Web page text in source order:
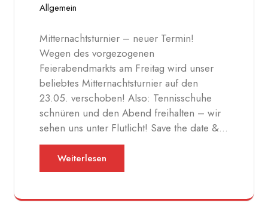
Allgemein
Mitternachtsturnier – neuer Termin!
Wegen des vorgezogenen
Feierabendmarkts am Freitag wird unser
beliebtes Mitternachtsturnier auf den
23.05. verschoben! Also: Tennisschuhe
schnüren und den Abend freihalten – wir
sehen uns unter Flutlicht! Save the date &…
Weiterlesen